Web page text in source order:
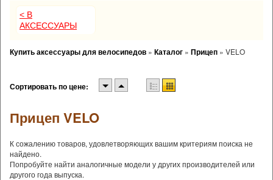
< В
АКСЕССУАРЫ
Купить аксессуары для велосипедов » Каталог » Прицеп » VELO
Сортировать по цене:
Прицеп VELO
К сожалению товаров, удовлетворяющих вашим критериям поиска не
найдено.
Попробуйте найти аналогичные модели у других производителей или
другого года выпуска.